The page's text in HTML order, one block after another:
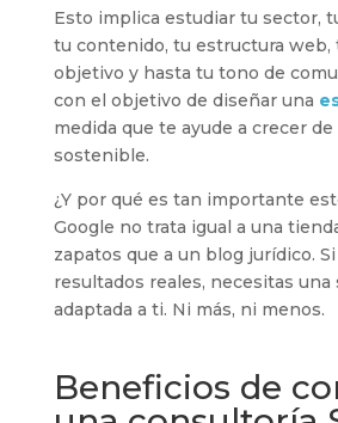
Esto implica estudiar tu sector,
tu contenido, tu estructura web,
objetivo y hasta tu tono de
con el objetivo de diseñar una
medida que te ayude a crecer de
sostenible.
¿Y por qué es tan importante
Google no trata igual a una
zapatos que a un blog jurídico.
resultados reales, necesitas una
adaptada a ti. Ni más, ni menos.
Beneficios de